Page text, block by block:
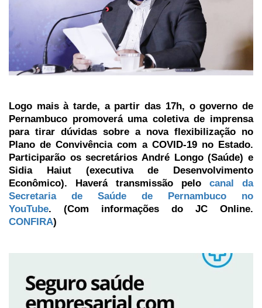
Logo mais à tarde, a partir das 17h, o governo de
Pernambuco promoverá uma coletiva de imprensa
para tirar dúvidas sobre a nova flexibilização no
Plano de Convivência com a COVID-19 no Estado.
Participarão os secretários André Longo (Saúde) e
Sidia Haiut (executiva de Desenvolvimento
Econômico). Haverá transmissão pelo canal da
Secretaria de Saúde de Pernambuco no
YouTube. (Com informações do JC Online.
CONFIRA)